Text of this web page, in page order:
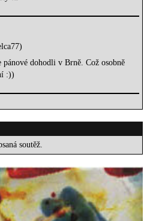
pánové dohodli v Brně. Což osobně
:))
soutěž.